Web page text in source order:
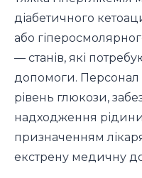
діабетичного
або
— станів, які
допомоги. Персонал
рівень глюкози,
надходження
призначенням
екстрену медичну